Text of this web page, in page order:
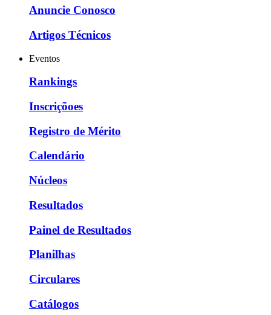
Anuncie Conosco
Artigos Técnicos
Eventos
Rankings
Inscriçõoes
Registro de Mérito
Calendário
Núcleos
Resultados
Painel de Resultados
Planilhas
Circulares
Catálogos